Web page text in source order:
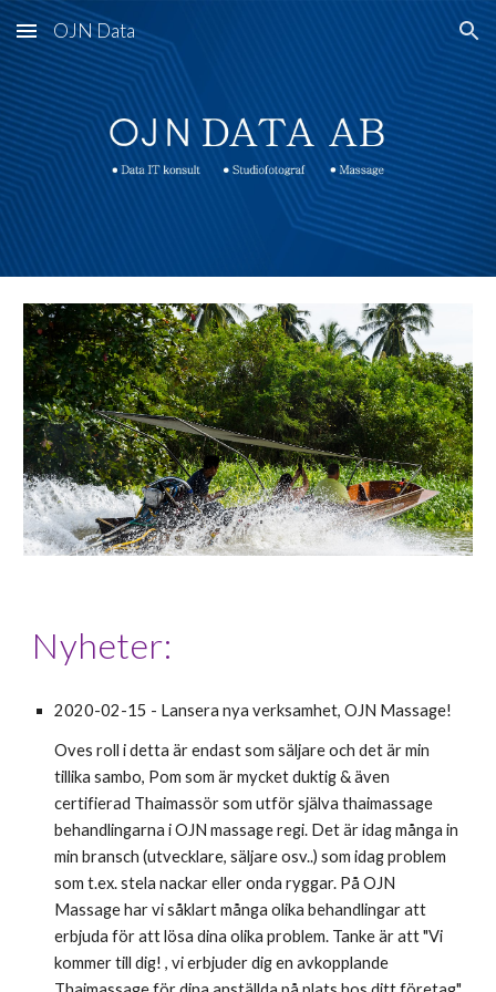
Skip to main content Skip to navigation
OJN Data
Nyheter:
2020-02-15 - Lansera nya verksamhet, OJN Massage!
Oves roll i detta är endast som säljare och det är min
tillika sambo, Pom som är mycket duktig & även
certifierad Thaimassör som utför själva thaimassage
behandlingarna i OJN massage regi. Det är idag många in
min bransch (utvecklare, säljare osv..) som idag problem
som t.ex. stela nackar eller onda ryggar. På OJN
Massage har vi såklart många olika behandlingar att
erbjuda för att lösa dina olika problem. Tanke är att "Vi
kommer till dig! , vi erbjuder dig en avkopplande